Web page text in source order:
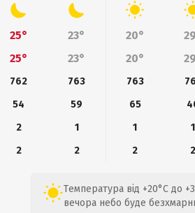
25° 23° 20°
25°
23° 20°
762 763 763
54
59 65
2
1 1 1
2
2 2 2
Температура від +20°C до
вечора небо буде